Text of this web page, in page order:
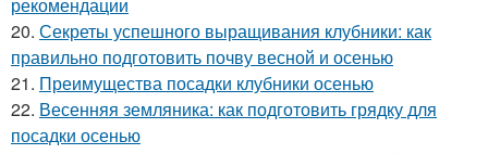
рекомендации
20. Секреты успешного выращивания клубники: как
правильно подготовить почву весной и осенью
21. Преимущества посадки клубники осенью
22. Весенняя земляника: как подготовить грядку для
посадки осенью